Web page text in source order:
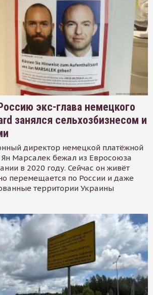
экс-глава немецкого
занялся сельхозбизнесом и
директор немецкой платёжной
Марсалек бежал из Евросоюза
в 2020 году. Сейчас он живёт
перемещается по России и даже
территории Украины